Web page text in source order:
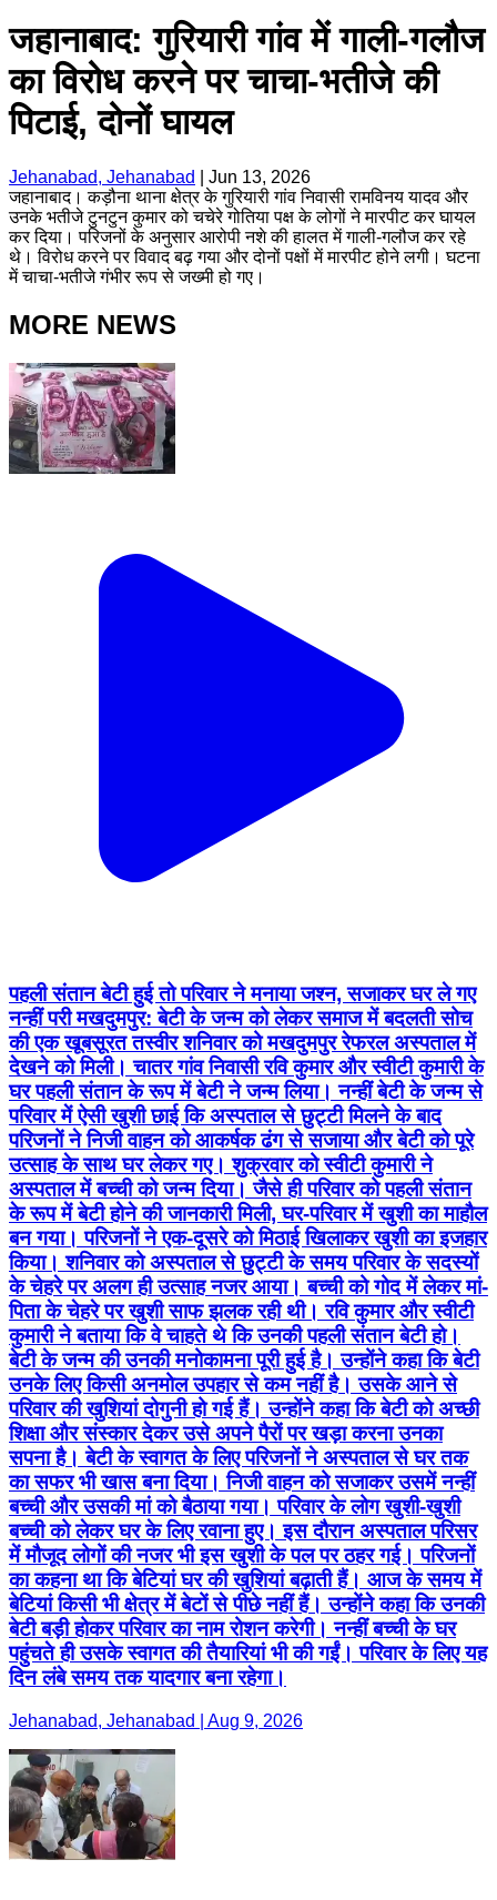
जहानाबाद: गुरियारी गांव में गाली-गलौज
का विरोध करने पर चाचा-भतीजे की
पिटाई, दोनों घायल
Jehanabad, Jehanabad
Jun 13, 2026
जहानाबाद। कड़ौना थाना क्षेत्र के गुरियारी गांव निवासी रामविनय यादव और
उनके भतीजे टुनटुन कुमार को चचेरे गोतिया पक्ष के लोगों ने मारपीट कर घायल
कर दिया। परिजनों के अनुसार आरोपी नशे की हालत में गाली-गलौज कर रहे
थे। विरोध करने पर विवाद बढ़ गया और दोनों पक्षों में मारपीट होने लगी। घटना
में चाचा-भतीजे गंभीर रूप से जख्मी हो गए।
MORE NEWS
पहली संतान बेटी हुई तो परिवार ने मनाया जश्न, सजाकर घर ले गए
नन्हीं परी मखदुमपुर: बेटी के जन्म को लेकर समाज में बदलती सोच
की एक खूबसूरत तस्वीर शनिवार को मखदुमपुर रेफरल अस्पताल में
देखने को मिली। चातर गांव निवासी रवि कुमार और स्वीटी कुमारी के
घर पहली संतान के रूप में बेटी ने जन्म लिया। नन्हीं बेटी के जन्म से
परिवार में ऐसी खुशी छाई कि अस्पताल से छुट्टी मिलने के बाद
परिजनों ने निजी वाहन को आकर्षक ढंग से सजाया और बेटी को पूरे
उत्साह के साथ घर लेकर गए। शुक्रवार को स्वीटी कुमारी ने
अस्पताल में बच्ची को जन्म दिया। जैसे ही परिवार को पहली संतान
के रूप में बेटी होने की जानकारी मिली, घर-परिवार में खुशी का माहौल
बन गया। परिजनों ने एक-दूसरे को मिठाई खिलाकर खुशी का इजहार
किया। शनिवार को अस्पताल से छुट्टी के समय परिवार के सदस्यों
के चेहरे पर अलग ही उत्साह नजर आया। बच्ची को गोद में लेकर मां-
पिता के चेहरे पर खुशी साफ झलक रही थी। रवि कुमार और स्वीटी
कुमारी ने बताया कि वे चाहते थे कि उनकी पहली संतान बेटी हो।
बेटी के जन्म की उनकी मनोकामना पूरी हुई है। उन्होंने कहा कि बेटी
उनके लिए किसी अनमोल उपहार से कम नहीं है। उसके आने से
परिवार की खुशियां दोगुनी हो गई हैं। उन्होंने कहा कि बेटी को अच्छी
शिक्षा और संस्कार देकर उसे अपने पैरों पर खड़ा करना उनका
सपना है। बेटी के स्वागत के लिए परिजनों ने अस्पताल से घर तक
का सफर भी खास बना दिया। निजी वाहन को सजाकर उसमें नन्हीं
बच्ची और उसकी मां को बैठाया गया। परिवार के लोग खुशी-खुशी
बच्ची को लेकर घर के लिए रवाना हुए। इस दौरान अस्पताल परिसर
में मौजूद लोगों की नजर भी इस खुशी के पल पर ठहर गई। परिजनों
का कहना था कि बेटियां घर की खुशियां बढ़ाती हैं। आज के समय में
बेटियां किसी भी क्षेत्र में बेटों से पीछे नहीं हैं। उन्होंने कहा कि उनकी
बेटी बड़ी होकर परिवार का नाम रोशन करेगी। नन्हीं बच्ची के घर
पहुंचते ही उसके स्वागत की तैयारियां भी की गईं। परिवार के लिए यह
दिन लंबे समय तक यादगार बना रहेगा।
Jehanabad, Jehanabad | Aug 9, 2026